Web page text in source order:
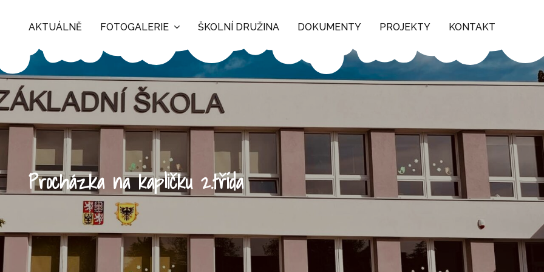
AKTUÁLNĚ FOTOGALERIE ŠKOLNÍ DRUŽINA DOKUMENTY PROJEKTY KONTAKT
Procházka na kapličku 2.třída